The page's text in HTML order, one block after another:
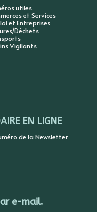
utiles
et Services
et Entreprises
Déchets
Vigilants
EN LIGNE
de la Newsletter
e-mail.